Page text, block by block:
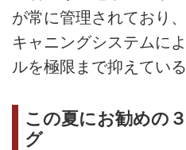
が常に管理されており
キャニングシステムに
ルを極限まで抑えている
この夏にお勧めの
グ